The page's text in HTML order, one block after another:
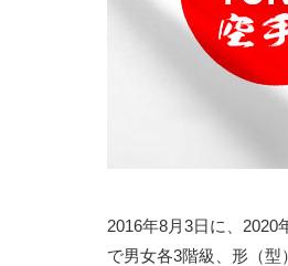
2016年8月3日に、
で男女各3階級、形（